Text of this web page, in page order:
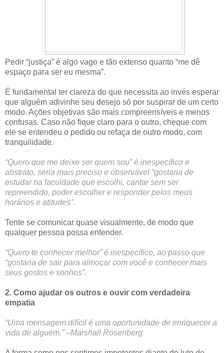
Pedir “justiça” é algo vago e tão extenso quanto “me dê
espaço para ser eu mesma”.
É fundamental ter clareza do que necessita ao invés esperar
que alguém adivinhe seu desejo só por suspirar de um certo
modo. Ações objetivas são mais compreensíveis e menos
confusas. Caso não fique claro para o outro, cheque com
ele se entendeu o pedido ou refaça de outro modo, com
tranquilidade.
“Quero que me deixe ser quem sou” é inespecífico e
abstrato, seria mais preciso e observável “gostaria de
estudar na faculdade que escolhi, cantar sem ser
repreendido, poder escolher e responder pelos meus
horários e atitudes”.
Tente se comunicar quase visualmente, de modo que
qualquer pessoa possa entender.
“Quero te conhecer melhor” é inespecífico, ao passo que
“gostaria de sair para almoçar com você e conhecer mais
seus gostos e sonhos”.
2. Como ajudar os outros e ouvir com verdadeira
empatia
“Uma mensagem difícil é uma oportunidade de enriquecer a
vida de alguém.” –Marshall Rosenberg